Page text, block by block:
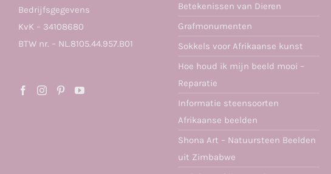
Bedrijfsgegevens
KvK – 34108680
BTW nr. – NL.8105.44.957.B01
Betekenissen van Dieren
Grafmonumenten
Sokkels voor Afrikaanse kunst
Hoe houd ik mijn beeld mooi –
Reparatie
Informatie steensoorten
Afrikaanse beelden
Shona Art – Natuursteen Beelden
uit Zimbabwe